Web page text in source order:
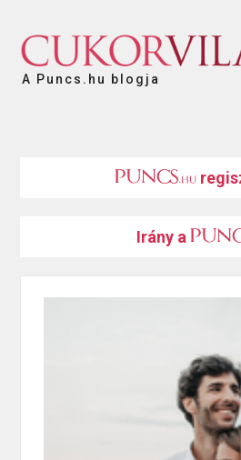
A Puncs.hu blogja
Irány a